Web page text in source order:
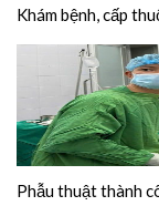
Khám bệnh, cấp
Phẫu thuật thành